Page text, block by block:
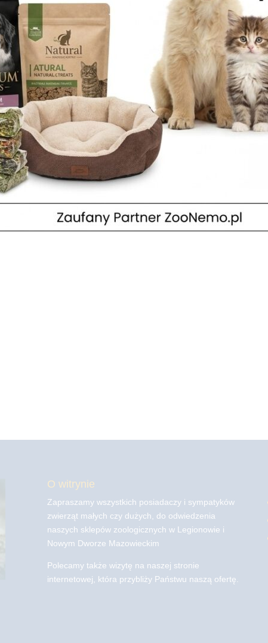
O witrynie
Zapraszamy wszystkich posiadaczy i sympatyków
zwierząt małych czy dużych, do odwiedzenia
naszych sklepów zoologicznych w Legionowie i
Nowym Dworze Mazowieckim
Polecamy także wizytę na naszej stronie
internetowej, która przybliży Państwu naszą ofertę.